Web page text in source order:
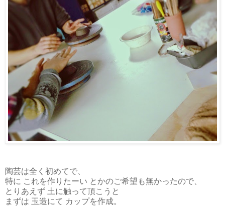
陶芸は全く初めてで、
特に これを作りたーい とかのご希望も無かったので、
とりあえず 土に触って頂こうと
まずは 玉造にて カップを作成。